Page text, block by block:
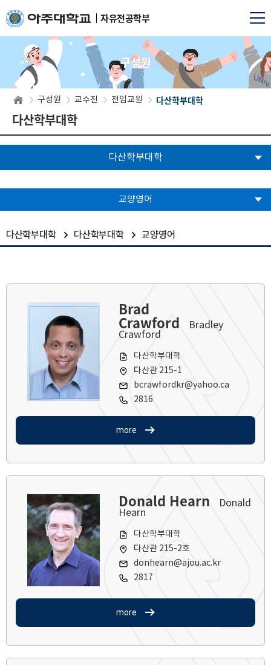
자유전공학부
구성원
구성원 교수진 전임교원 다산학부대학
다산학부대학
다산학부대학
교양영어
다산학부대학 다산학부대학 교양영어
Brad
Crawford
Bradley
Crawford
다산학부대학
다산관 215-1
bcrawfordkr@yahoo.ca
2816
more
Donald Hearn
Donald
Hearn
다산학부대학
다산관 215-2호
donhearn@ajou.ac.kr
2817
more